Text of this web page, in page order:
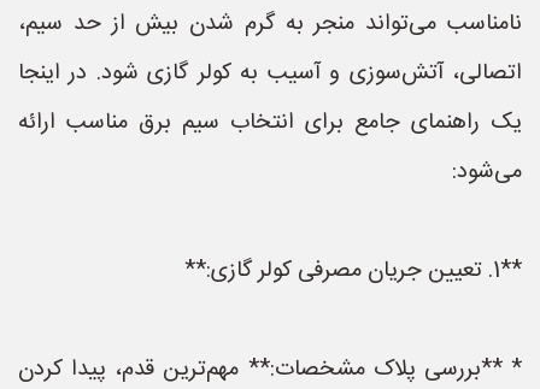
نامناسب می‌تواند منجر به گرم شدن بیش از حد سیم،
اتصالی، آتش‌سوزی و آسیب به کولر گازی شود. در اینجا
یک راهنمای جامع برای انتخاب سیم برق مناسب ارائه
می‌شود:
**1. تعیین جریان مصرفی کولر گازی:**
* **بررسی پلاک مشخصات:** مهم‌ترین قدم، پیدا کردن